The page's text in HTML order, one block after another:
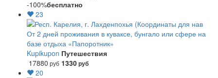
-100%бесплатно
23
От 2 дней проживания в куваксе, бунгало или сфере на
базе отдыха «Папоротник»
Kupikupon Путешествия
17880 руб 1330руб
20